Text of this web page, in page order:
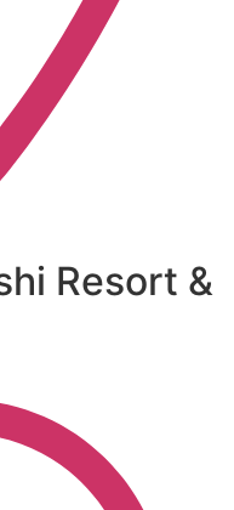
Resort &